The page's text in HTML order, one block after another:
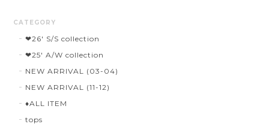
CATEGORY
❤︎26' S/S collection
❤︎25' A/W collection
NEW ARRIVAL (03-04)
NEW ARRIVAL (11-12)
♦︎ALL ITEM
tops